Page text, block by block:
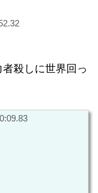
殺しに世界回っ